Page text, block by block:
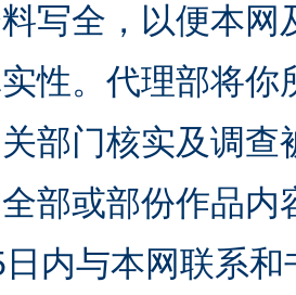
写全，以便本
性。代理部将
部门核实及调
部或部份作品
内与本网联系